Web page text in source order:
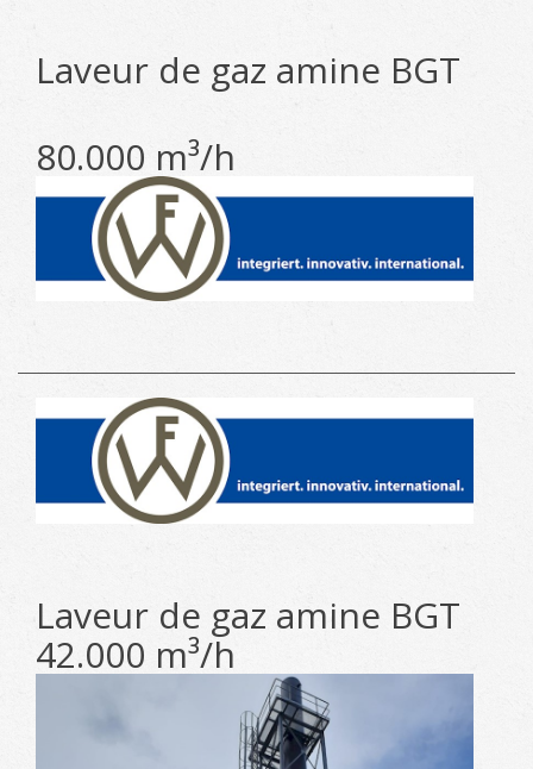
Laveur de gaz amine BGT
80.000 m³/h
Laveur de gaz amine BGT
42.000 m³/h